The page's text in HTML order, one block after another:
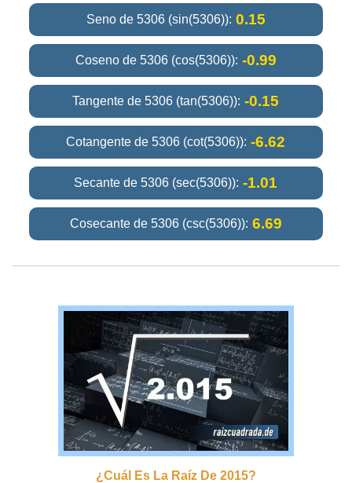
Seno de 5306 (sin(5306)): 0.15
Coseno de 5306 (cos(5306)): -0.99
Tangente de 5306 (tan(5306)): -0.15
Cotangente de 5306 (cot(5306)): -6.62
Secante de 5306 (sec(5306)): -1.01
Cosecante de 5306 (csc(5306)): 6.69
¿cuál Es La Raíz De 2015?